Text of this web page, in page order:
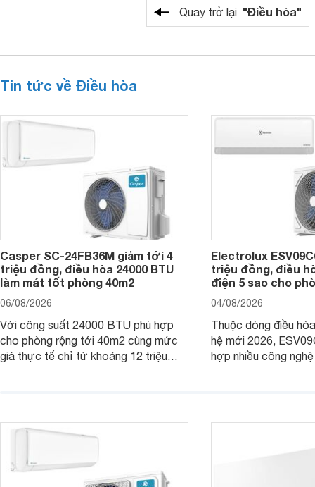
Quay trở lại "Điều hòa"
Tin tức về Điều hòa
Casper SC-24FB36M giảm tới 4
triệu đồng, điều hòa 24000 BTU
làm mát tốt phòng 40m2
06/08/2026
Với công suất 24000 BTU phù hợp
cho phòng rộng tới 40m2 cùng mức
giá thực tế chỉ từ khoảng 12 triệu
Electrolux
triệu đồng, điều
điện 5 sao cho
04/08/2026
Thuộc dòng điều
hệ mới 2026,
hợp nhiều công